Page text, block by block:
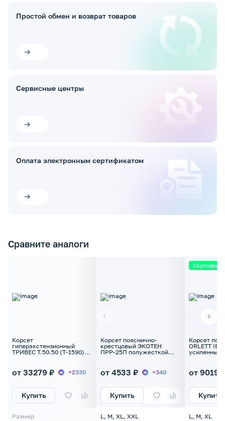
Простой обмен и возврат товаров
Сервисные центры
Оплата электронным сертификатом
Сравните аналоги
Корсет
гиперэкстензионный
ТРИВЕС Т.50.50 (Т-1590)
от 33279 ₽ +2330
Купить
Размер
Корсет пояснично-
крестцовый ЭКОТЕН
ПРР-25П полужесткой
от 4533 ₽ +340
Купить
L, M, XL, XXL
Корсет
ORLETT
усиленный
от 9019
Купить
L, M, XL